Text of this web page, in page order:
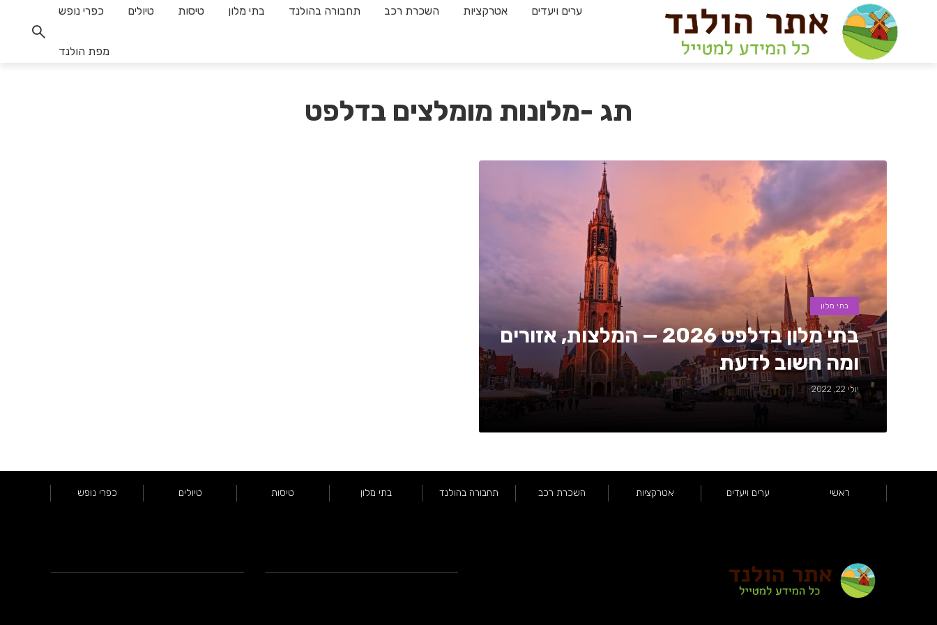
ערים ויעדים אטרקציות השכרת רכב תחבורה בהולנד בתי מלון טיסות טיולים כפרי נופש
מפת הולנד
תג -מלונות מומלצים בדלפט
בתי מלון
בתי מלון בדלפט 2026 — המלצות, אזורים
ומה חשוב לדעת
יולי 22, 2022
ראשי ערים ויעדים אטרקציות השכרת רכב תחבורה בהולנד בתי מלון טיסות טיולים כפרי נופש